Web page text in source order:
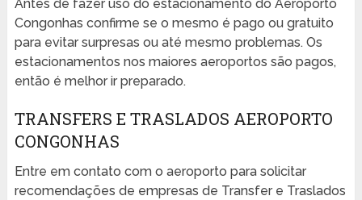
Antes de fazer uso do estacionamento do Aeroporto
Congonhas confirme se o mesmo é pago ou gratuito
para evitar surpresas ou até mesmo problemas. Os
estacionamentos nos maiores aeroportos são pagos,
então é melhor ir preparado.
TRANSFERS E TRASLADOS AEROPORTO
CONGONHAS
Entre em contato com o aeroporto para solicitar
recomendações de empresas de Transfer e Traslados